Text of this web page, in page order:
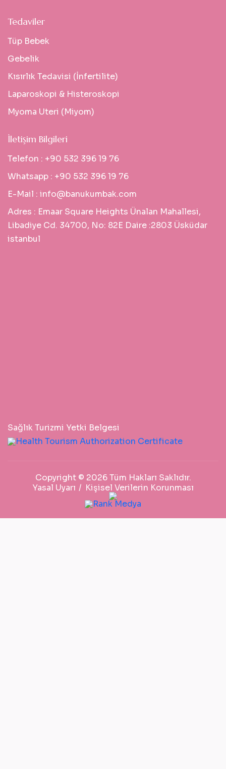
Tedaviler
Tüp Bebek
Gebelik
Kısırlık Tedavisi (İnfertilite)
Laparoskopi & Histeroskopi
Myoma Uteri (Miyom)
İletişim Bilgileri
Telefon : +90 532 396 19 76
Whatsapp : +90 532 396 19 76
E-Mail : info@banukumbak.com
Adres : Emaar Square Heights Ünalan Mahallesi,
Libadiye Cd. 34700, No: 82E Daire :2803 Üsküdar
istanbul
Sağlık Turizmi Yetki Belgesi
Copyright © 2026 Tüm Hakları Saklıdır.
Yasal Uyarı
Kişisel Verilerin Korunması